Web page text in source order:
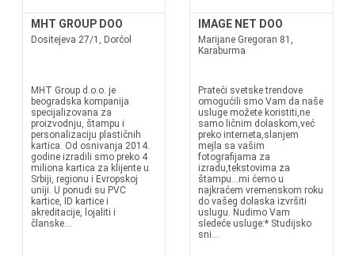
MHT GROUP DOO
Dositejeva 27/1, Dorćol
MHT Group d.o.o. je
beogradska kompanija
specijalizovana za
proizvodnju, štampu i
personalizaciju plastičnih
kartica. Od osnivanja 2014.
godine izradili smo preko 4
miliona kartica za klijente u
Srbiji, regionu i Evropskoj
uniji. U ponudi su PVC
kartice, ID kartice i
akreditacije, lojaliti i
članske...
IMAGE NET DOO
Marijane Gregoran 81,
Karaburma
Prateći svetske trendove
omogućili smo Vam da naše
usluge možete koristiti,ne
samo ličnim dolaskom,već
preko interneta,slanjem
mejla sa vašim
fotografijama za
izradu,tekstovima za
štampu...mi ćemo u
najkraćem vremenskom roku
do vašeg dolaska izvršiti
uslugu. Nudimo Vam
sledeće usluge:* Studijsko
sni...